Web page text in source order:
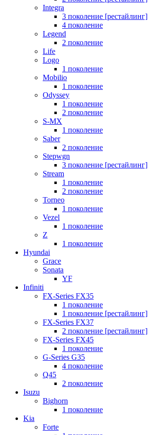
Integra
3 поколение [рестайлинг]
4 поколение
Legend
2 поколение
Life
Logo
1 поколение
Mobilio
1 поколение
Odyssey
1 поколение
2 поколение
S-MX
1 поколение
Saber
2 поколение
Stepwgn
3 поколение [рестайлинг]
Stream
1 поколение
2 поколение
Torneo
1 поколение
Vezel
1 поколение
Z
1 поколение
Hyundai
Grace
Sonata
YF
Infiniti
FX-Series FX35
1 поколение
1 поколение [рестайлинг]
FX-Series FX37
2 поколение [рестайлинг]
FX-Series FX45
1 поколение
G-Series G35
4 поколение
Q45
2 поколение
Isuzu
Bighorn
1 поколение
Kia
Forte